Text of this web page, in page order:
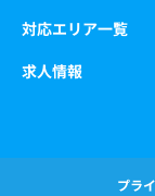
対応エリア一覧
求人情報
プラ